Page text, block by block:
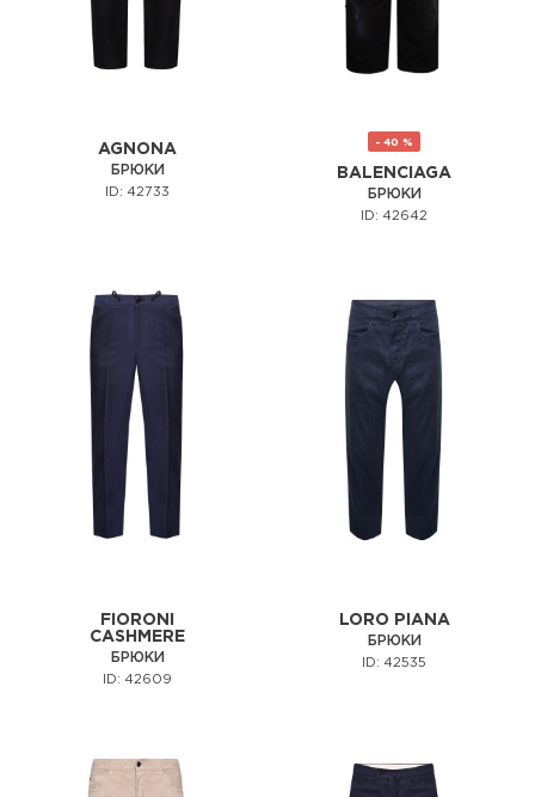
AGNONA
БРЮКИ
ID: 42733
- 40 %
BALENCIAGA
БРЮКИ
ID: 42642
FIORONI
CASHMERE
БРЮКИ
ID: 42609
LORO PIANA
БРЮКИ
ID: 42535